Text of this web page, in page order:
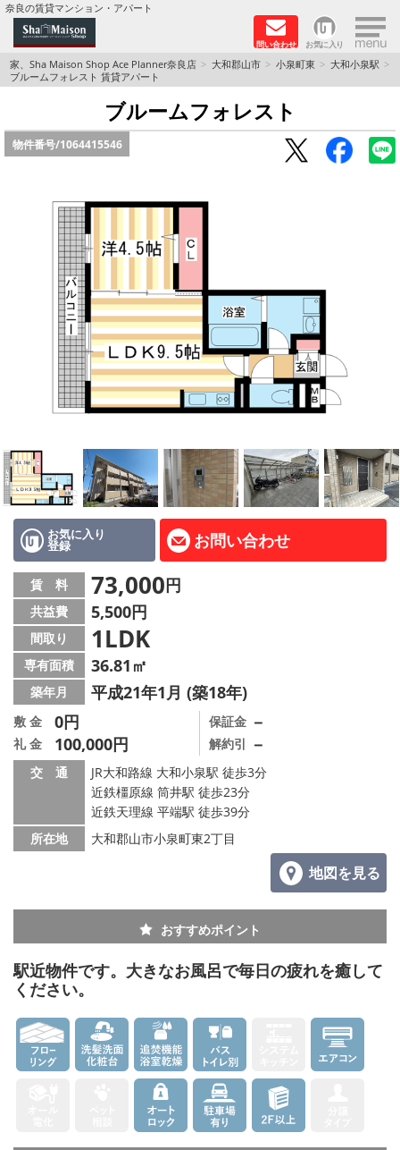
奈良の賃貸マンション・アパート
問い合わせ お気に入り ×
TOPページ
Foreigners welcome！
店長のおすすめ物件
積水ハウス Sha Maison 特集 (奈良北部、木津川
積水ハウス Sha Maison 特集 (奈良南部)
路線·駅から探す
地域から探す
地図から探す
AcePlanner公式ライン
SNS
スタッフ紹介
リフォーム のことなら！
オーナー様へ
住宅型有料老人 Ｆｌｅｕｒａｇｅ
店舗情報·アクセス
会社概要
メールでお問い合わせ
家、Sha Maison Shop Ace Planner奈良店 大和郡山市 小泉町東
大和小泉駅
ブルームフォレスト 賃貸アパート
ブルームフォレスト
物件番号/1064415546
お気に入り
登録 お問い合わせ
賃 料 73,000円
共益費 5,500円
間取り 1LDK
専有面積 36.81㎡
築年月 平成21年1月 (築18年)
敷 金 0円
礼 金 100,000円
保証金 －
解約引 －
交 通
JR大和路線 大和小泉駅 徒歩3分
近鉄橿原線 筒井駅 徒歩23分
近鉄天理線 平端駅 徒歩39分
所在地
大和郡山市小泉町東2丁目
地図を見る
おすすめポイント
駅近物件です。大きなお風呂で毎日の疲れを癒して
ください。